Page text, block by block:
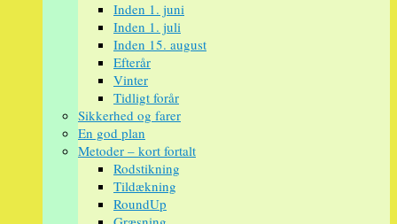
Inden 1. juni
Inden 1. juli
Inden 15. august
Efterår
Vinter
Tidligt forår
Sikkerhed og farer
En god plan
Metoder – kort fortalt
Rodstikning
Tildækning
RoundUp